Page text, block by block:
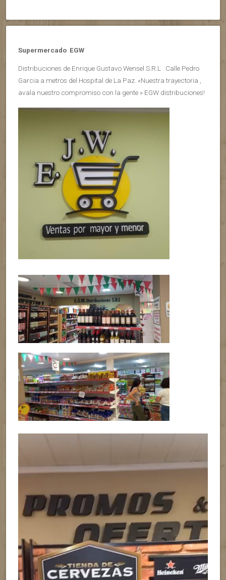
Supermercado EGW
Distribuciones de Enrique Gustavo Wensel S.R.L . Calle Pedro
Garcia a metros del Hospital de La Paz. «Nuestra trayectoria ,
avala nuestro compromiso con la gente » EGW distribuciones!